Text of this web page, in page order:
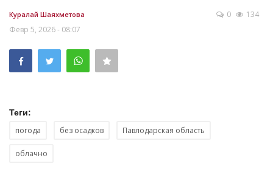
Куралай Шаяхметова
Февр 5, 2026 - 08:07
0 134
Теги:
погода без осадков Павлодарская область
облачно